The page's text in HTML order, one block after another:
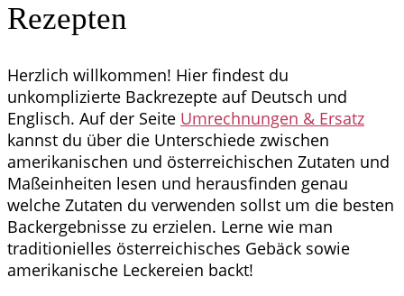
Rezepten
Herzlich willkommen! Hier findest du
unkomplizierte Backrezepte auf Deutsch und
Englisch. Auf der Seite Umrechnungen & Ersatz
kannst du über die Unterschiede zwischen
amerikanischen und österreichischen Zutaten und
Maßeinheiten lesen und herausfinden genau
welche Zutaten du verwenden sollst um die besten
Backergebnisse zu erzielen. Lerne wie man
traditionielles österreichisches Gebäck sowie
amerikanische Leckereien backt!